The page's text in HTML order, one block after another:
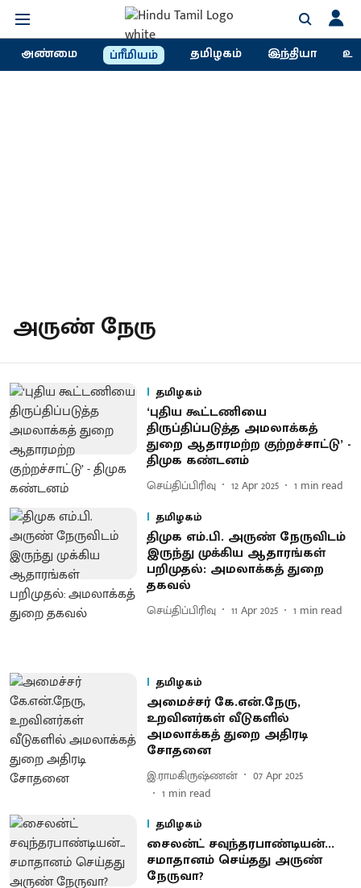
அண்மை ப்ரீமியம் தமிழகம் இந்தியா
அருண் நேரு
தமிழகம்
‘புதிய கூட்டணியை
திருப்திப்படுத்த அமலாக்கத்
துறை ஆதாரமற்ற குற்றச்சாட்டு’ -
திமுக கண்டனம்
செய்திப்பிரிவு 12 Apr 2025 1 min read
தமிழகம்
திமுக எம்.பி. அருண் நேருவிடம்
இருந்து முக்கிய ஆதாரங்கள்
பறிமுதல்: அமலாக்கத் துறை
தகவல்
செய்திப்பிரிவு 11 Apr 2025 1 min read
தமிழகம்
அமைச்சர் கே.என்.நேரு,
உறவினர்கள் வீடுகளில்
அமலாக்கத் துறை அதிரடி
சோதனை
இ.ராமகிருஷ்ணன்
07 Apr 2025
1 min read
தமிழகம்
சைலன்ட் சவுந்தரபாண்டியன்...
சமாதானம் செய்தது அருண்
நேருவா?